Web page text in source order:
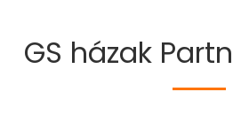
GS házak